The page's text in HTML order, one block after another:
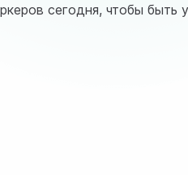
сегодня, чтобы быть